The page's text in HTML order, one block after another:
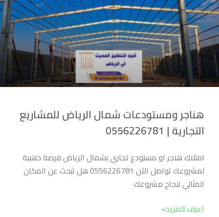
هناجر ومستودعات شمال الرياض للمشاريع
التجارية | 0556226781
امتلاك هنجر او مستودع تجاري بشمال الرياض فرصة ذهبية
لمشروعك تواصل الآن 0556226781 هل تبحث عن المكان
المثالي لنجاح مشروعك
اعرف المزيد»